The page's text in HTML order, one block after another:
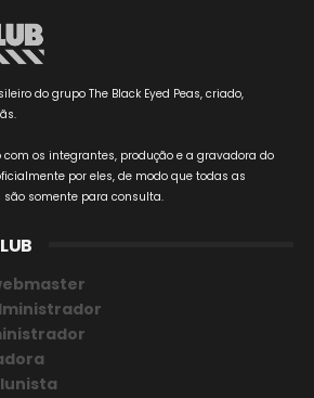
do grupo The Black Eyed Peas, criado,
os integrantes, produção e a gravadora do
por eles, de modo que todas as
somente para consulta.